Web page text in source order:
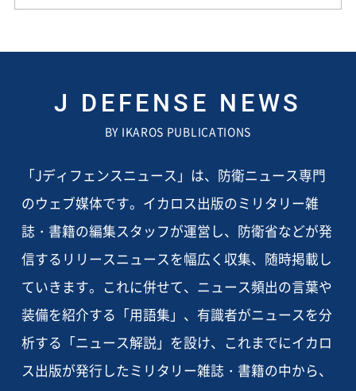
J DEFENSE NEWS
BY IKAROS PUBLICATIONS
「Jディフェンスニュース」は、防衛ニュース専門
のウェブ媒体です。イカロス出版のミリタリー雑
誌・書籍の編集スタッフが運営し、防衛省などが発
信するリリースニュースを幅広く収集、随時掲載し
ていきます。これに併せて、ニュース頻出の言葉や
装備を紹介する「用語集」、有識者がニュースを分
析する「ニュース解説」を設け、これまでにイカロ
ス出版が発行したミリタリー雑誌・書籍の中から、